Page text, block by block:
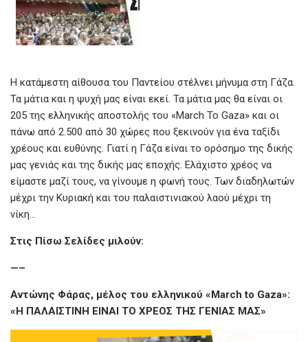
o
o
Η κατάμεστη αίθουσα του Παντείου στέλνει μήνυμα στη Γάζα.
Τα μάτια και η ψυχή μας είναι εκεί. Τα μάτια μας θα είναι οι
205 της ελληνικής αποστολής του «March To Gaza» και οι
πάνω από 2.500 από 30 χώρες που ξεκινούν για ένα ταξίδι
χρέους και ευθύνης. Γιατί η Γάζα είναι το ορόσημο της δικής
μας γενιάς και της δικής μας εποχής. Ελάχιστο χρέος να
είμαστε μαζί τους, να γίνουμε η φωνή τους. Των διαδηλωτών
μέχρι την Κυριακή και του παλαιστινιακού λαού μέχρι τη
νίκη…
Στις Πίσω Σελίδες μιλούν:
—–
Αντώνης Φάρας, μέλος του ελληνικού «March to Gaza»:
«Η ΠΑΛΑΙΣΤΙΝΗ ΕΙΝΑΙ ΤΟ ΧΡΕΟΣ ΤΗΣ ΓΕΝΙΑΣ ΜΑΣ»